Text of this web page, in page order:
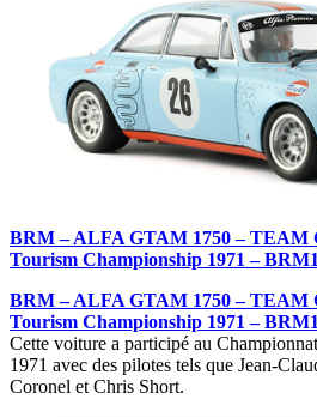
BRM – ALFA GTAM 1750 – TEAM
Tourism Championship 1971 –
BRM – ALFA GTAM 1750 – TEAM
Tourism Championship 1971 –
Cette voiture a participé au
1971 avec des pilotes tels que Jean-
Coronel et Chris Short.